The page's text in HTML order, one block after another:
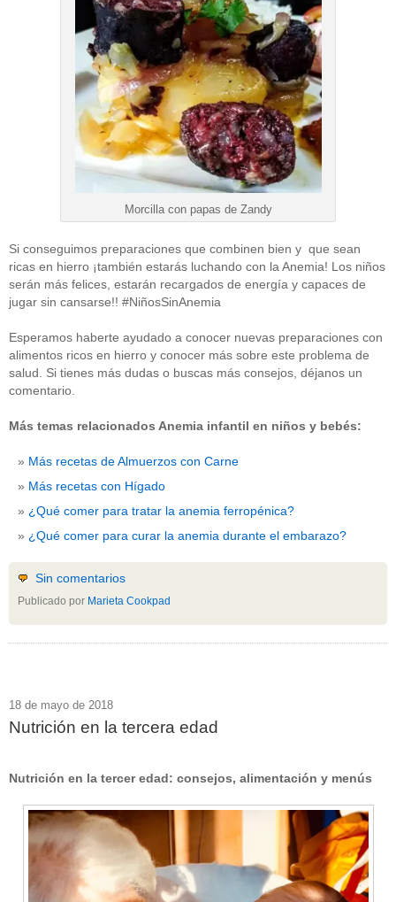
Morcilla con papas de Zandy
Si conseguimos preparaciones que combinen bien y que sean
ricas en hierro ¡también estarás luchando con la Anemia! Los niños
serán más felices, estarán recargados de energía y capaces de
jugar sin cansarse!! #NiñosSinAnemia
Esperamos haberte ayudado a conocer nuevas preparaciones con
alimentos ricos en hierro y conocer más sobre este problema de
salud. Si tienes más dudas o buscas más consejos, déjanos un
comentario.
Más temas relacionados Anemia infantil en niños y bebés:
Más recetas de Almuerzos con Carne
Más recetas con Hígado
¿Qué comer para tratar la anemia ferropénica?
¿Qué comer para curar la anemia durante el embarazo?
Sin comentarios
Publicado por Marieta Cookpad
18 de mayo de 2018
Nutrición en la tercera edad
Nutrición en la tercer edad: consejos, alimentación y menús